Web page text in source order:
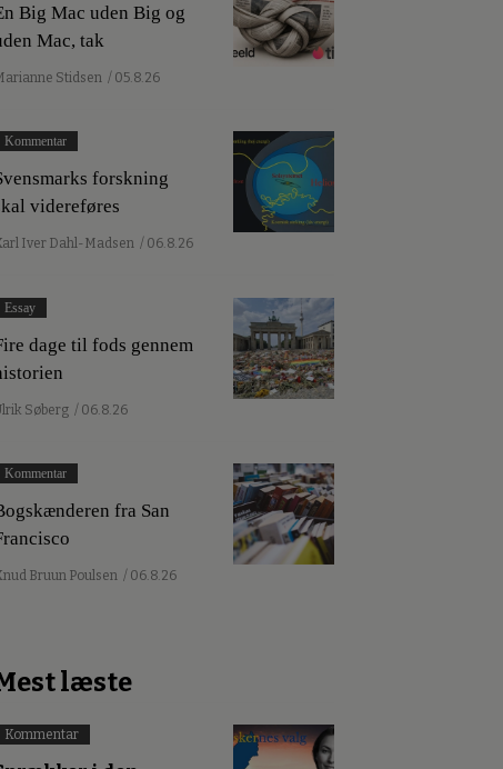
Big Mac uden Big og
Mac, tak
Stidsen / 05.8.26
Kommentar
forskning
videreføres
Iver Dahl-Madsen / 06.8.26
Essay
dage til fods gennem
Søberg / 06.8.26
Kommentar
fra San
Bruun Poulsen / 06.8.26
læste
Kommentar